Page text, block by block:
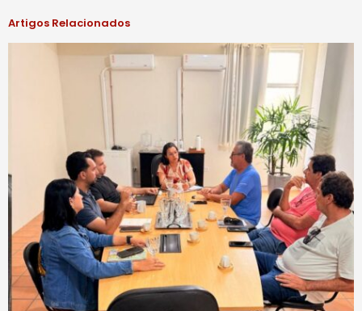
Artigos Relacionados